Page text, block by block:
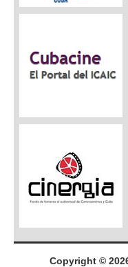
Copyright ©